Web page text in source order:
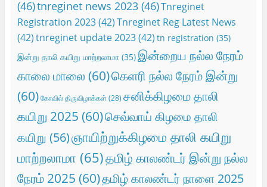
(46)tnreginet news 2023(46)Tnreginet
Registration 2023(42)Tnreginet Reg Latest News
(42)tnreginet update 2023(42) tn registration (35)
இன்று தாலி கயிறு மாற்றலாமா(35)இன்றைய நல்ல நேரம்
காலை மாலை (60)கெளரி நல்ல நேரம் இன்று
(60) கோவில் திருவிழாக்கள் (28) சனிக்கிழமை தாலி
கயிறு 2025 (60)செவ்வாய் கிழமை தாலி
கயிறு (56)ஞாயிற்றுக்கிழமை தாலி கயிறு
மாற்றலாமா (65)தமிழ் காலண்டர் இன்று நல்ல
நேரம் 2025 (60)தமிழ் காலண்டர் நாளை 2025